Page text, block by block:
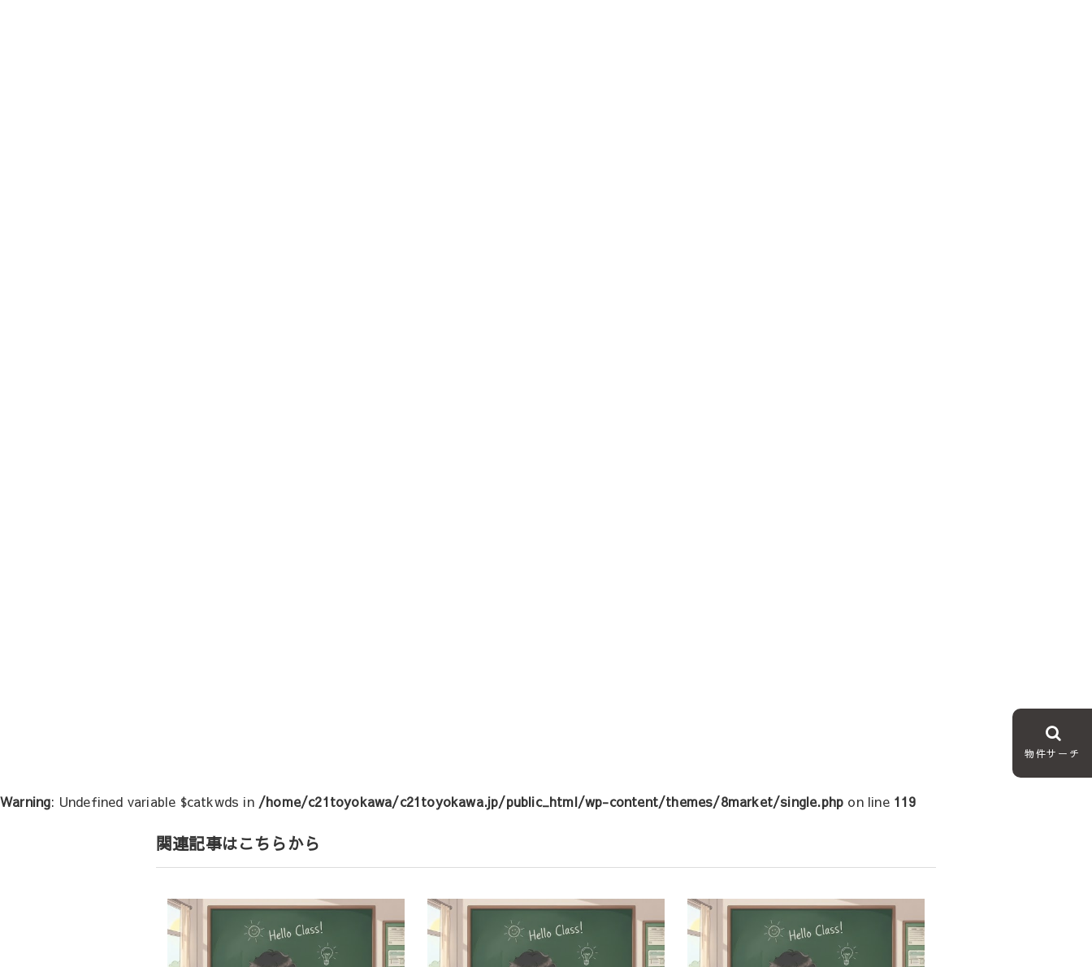
Warning: Undefined variable $catkwds in /home/c21toyokawa/c21toyokawa.jp/public_html/wp-content/themes/8market/single.php on line 119
関連記事はこちらから
物件サーチ